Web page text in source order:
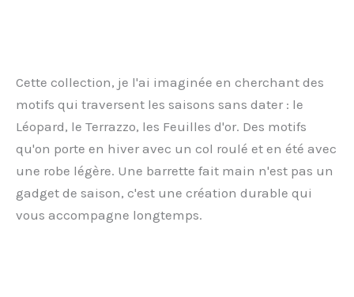
Cette collection, je l'ai imaginée en cherchant des
motifs qui traversent les saisons sans dater : le
Léopard, le Terrazzo, les Feuilles d'or. Des motifs
qu'on porte en hiver avec un col roulé et en été avec
une robe légère. Une barrette fait main n'est pas un
gadget de saison, c'est une création durable qui
vous accompagne longtemps.